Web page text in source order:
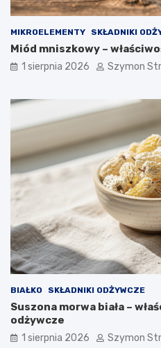
MIKROELEMENTY SKŁADNIKI
Miód mniszkowy –
1 sierpnia 2026 Szymon
BIAŁKO SKŁADNIKI ODŻYWCZE
Suszona morwa biała –
odżywcze
1 sierpnia 2026 Szymon